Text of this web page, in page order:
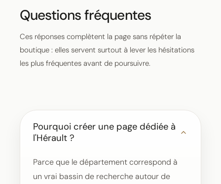
Questions fréquentes
Ces réponses complètent la page sans répéter la
boutique : elles servent surtout à lever les hésitations
les plus fréquentes avant de poursuivre.
Pourquoi créer une page dédiée à
l'Hérault ?
Parce que le département correspond à
un vrai bassin de recherche autour de